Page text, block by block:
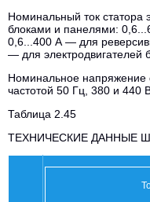
Номинальный ток статора
блоками и панелями:
0,6...400 А — для
— для электродвигателей
Номинальное
частотой 50 Гц, 380 и 440
Таблица 2.45
ТЕХНИЧЕСКИЕ ДАННЫЕ